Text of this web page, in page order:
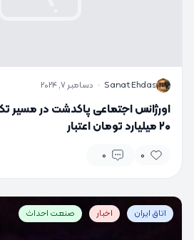
S
Sanat Ehdas
· دسامبر 7, 2024
اورژانس اجتماعی پاکدشت در مسیر
۲۰ میلیارد تومان اعتبار
0
0
اتاق ایران اخبار صنعت احداث